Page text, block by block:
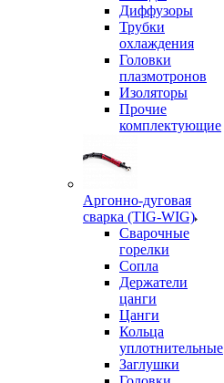
Диффузоры
Трубки
охлаждения
Головки
плазмотронов
Изоляторы
Прочие
комплектующие
Аргонно-дуговая
сварка (TIG-WIG)
Сварочные
горелки
Сопла
Держатели
цанги
Цанги
Кольца
уплотнительные
Заглушки